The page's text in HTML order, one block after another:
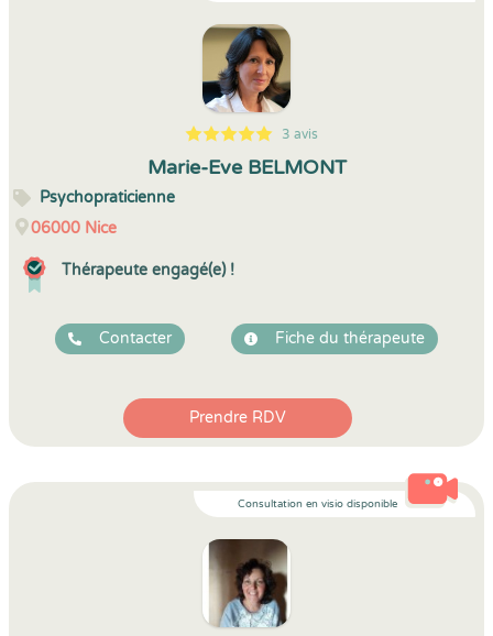
5
1
5
3 3 avis
Marie-Eve BELMONT
Psychopraticienne
06000 Nice
Thérapeute engagé(e) !
Contacter Fiche du thérapeute
Prendre RDV
Consultation en visio disponible